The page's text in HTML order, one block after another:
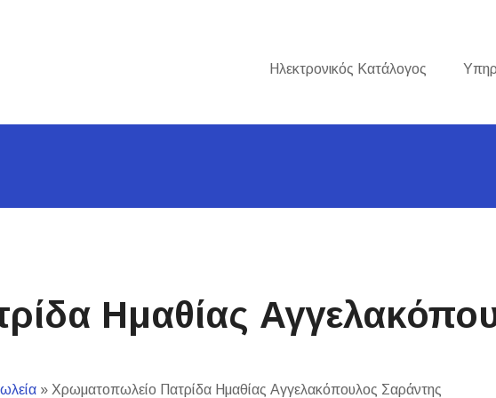
Ηλεκτρονικός Κατάλογος
Ημαθίας
» Χρωματοπωλείο Πατρίδα Ημαθίας Αγγελακόπουλος Σαράντης